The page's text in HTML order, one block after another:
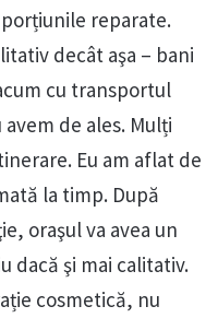
reparate.
decât aşa – bani
cu transportul
de ales. Mulți
Eu am aflat de
la timp. După
oraşul va avea un
dacă şi mai calitativ.
cosmetică, nu